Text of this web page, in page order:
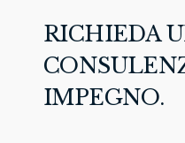
RICHIEDA
IMPEGNO.